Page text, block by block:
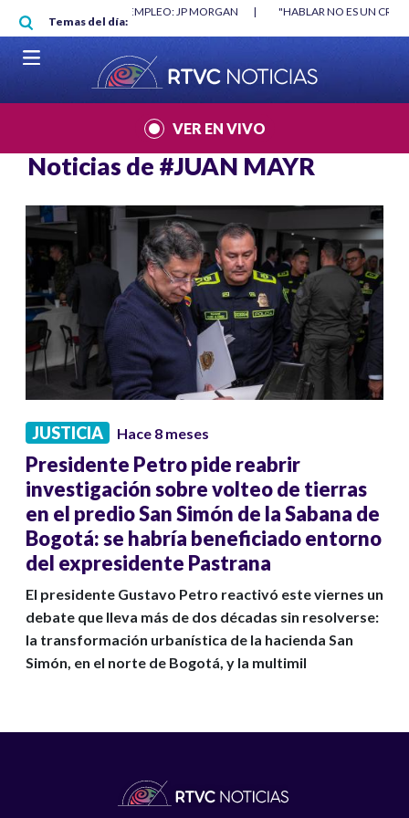
Pasar al contenido principal
Temas del día:
MÍNIMO NO DESTRUYÓ EMPLEO: JP MORGAN |
"HABLAR NO ES UN
MUNDIAL 2026
|
VER EN VIVO
Noticias de #JUAN MAYR
JUSTICIA Hace 8 meses
Presidente Petro pide reabrir
investigación sobre volteo de tierras
en el predio San Simón de la Sabana de
Bogotá: se habría beneficiado entorno
del expresidente Pastrana
El presidente Gustavo Petro reactivó este viernes un
debate que lleva más de dos décadas sin resolverse:
la transformación urbanística de la hacienda San
Simón, en el norte de Bogotá, y la multimil